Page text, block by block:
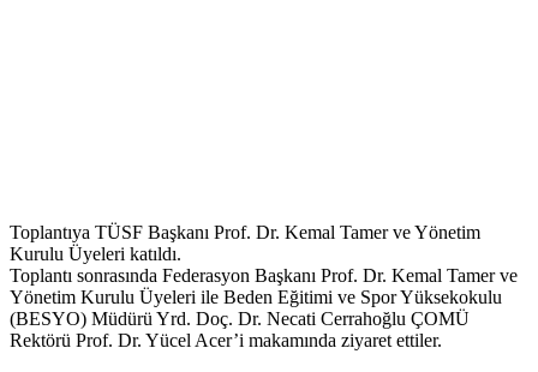
Toplantıya TÜSF Başkanı Prof. Dr. Kemal Tamer ve Yönetim
Kurulu Üyeleri katıldı.
Toplantı sonrasında Federasyon Başkanı Prof. Dr. Kemal Tamer ve
Yönetim Kurulu Üyeleri ile Beden Eğitimi ve Spor Yüksekokulu
(BESYO) Müdürü Yrd. Doç. Dr. Necati Cerrahoğlu ÇOMÜ
Rektörü Prof. Dr. Yücel Acer’i makamında ziyaret ettiler.